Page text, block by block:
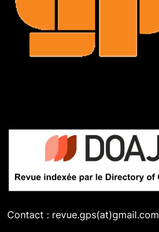
Contact : revue.gps(at)gmail.com